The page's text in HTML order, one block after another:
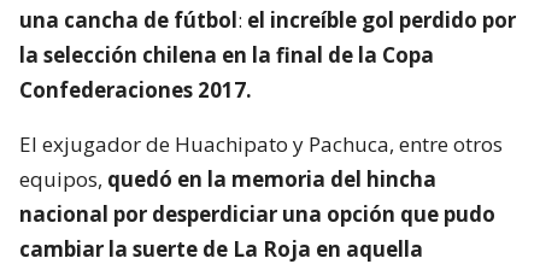
una cancha de fútbol: el increíble gol perdido por
la selección chilena en la final de la Copa
Confederaciones 2017.
El exjugador de Huachipato y Pachuca, entre otros
equipos, quedó en la memoria del hincha
nacional por desperdiciar una opción que pudo
cambiar la suerte de La Roja en aquella